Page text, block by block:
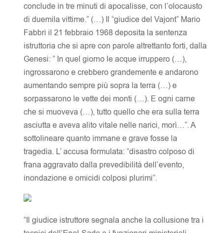
conclude in tre minuti di apocalisse, con l’olocausto
di duemila vittime.” (…) Il “giudice del Vajont” Mario
Fabbri il 21 febbraio 1968 deposita la sentenza
istruttoria che si apre con parole altrettanto forti, dalla
Genesi: ” In quel giorno le acque irruppero (…),
ingrossarono e crebbero grandemente e andarono
aumentando sempre più sopra la terra (…) e
sorpassarono le vette dei monti (…). E ogni carne
che si muoveva (…), tutto quello che era sulla terra
asciutta e aveva alito vitale nelle narici, morì…”. A
sottolineare quanto immane e grave fosse la
tragedia. L’ accusa formulata: “disastro colposo di
frana aggravato dalla prevedibilità dell’evento,
inondazione e omicidi colposi plurimi”.
“Il giudice istruttore segnala anche la collusione tra i